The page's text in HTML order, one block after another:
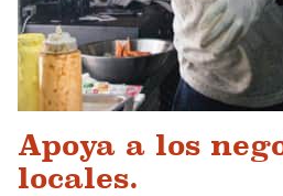
Apoya a los
locales.